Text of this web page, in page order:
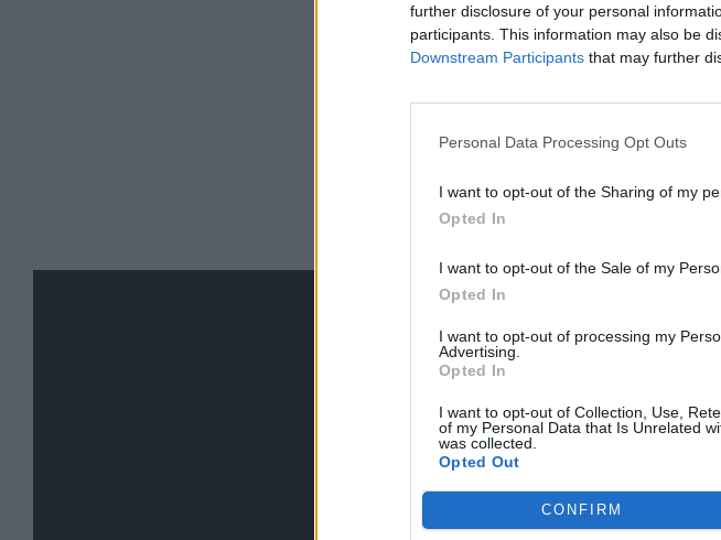
further disclosure of your personal
participants. This information may also be
Downstream Participants that may further
Personal Data Processing Opt Outs
I want to opt-out of the Sharing of my
Opted In
I want to opt-out of the Sale of my
Opted In
I want to opt-out of processing my
Advertising.
Opted In
I want to opt-out of Collection, Use,
of my Personal Data that Is Unrelated
was collected.
Opted Out
CONFIRM